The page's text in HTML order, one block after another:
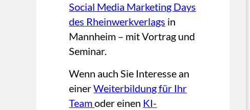
Social Media Marketing Days
des Rheinwerkverlags in
Mannheim – mit Vortrag und
Seminar.
Wenn auch Sie Interesse an
einerWeiterbildung für Ihr
Teamoder einen KI-